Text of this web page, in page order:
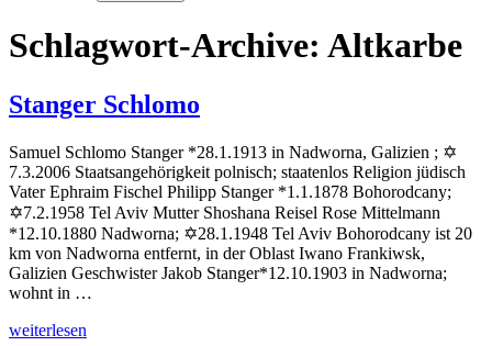
Schlagwort-Archive: Altkarbe
Stanger Schlomo
Samuel Schlomo Stanger *28.1.1913 in Nadworna, Galizien ; ✡
7.3.2006 Staatsangehörigkeit polnisch; staatenlos Religion jüdisch
Vater Ephraim Fischel Philipp Stanger *1.1.1878 Bohorodcany;
✡7.2.1958 Tel Aviv Mutter Shoshana Reisel Rose Mittelmann
*12.10.1880 Nadworna; ✡28.1.1948 Tel Aviv Bohorodcany ist 20
km von Nadworna entfernt, in der Oblast Iwano Frankiwsk,
Galizien Geschwister Jakob Stanger*12.10.1903 in Nadworna;
wohnt in …
„Stanger
weiterlesen